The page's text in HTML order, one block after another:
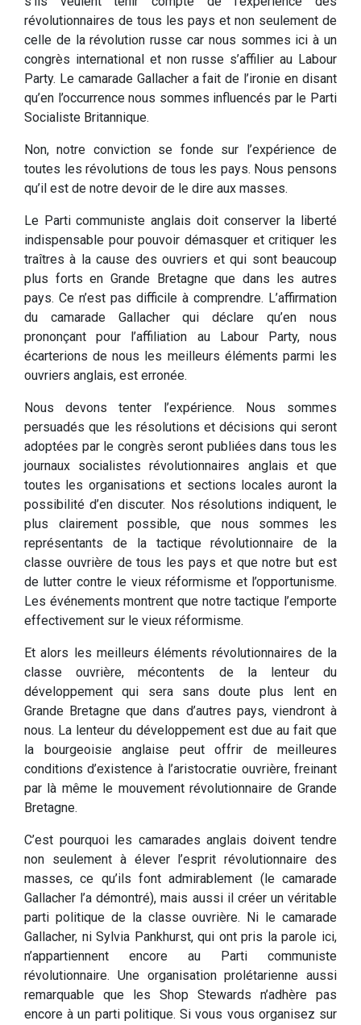
révolutionnaires de tous les pays et non seulement de
celle de la révolution russe car nous sommes ici à un
congrès international et non russe s’affilier au Labour
Party. Le camarade Gallacher a fait de l’ironie en disant
qu’en l’occurrence nous sommes influencés par le Parti
Socialiste Britannique.
Non, notre conviction se fonde sur l’expérience de
toutes les révolutions de tous les pays. Nous pensons
qu’il est de notre devoir de le dire aux masses.
Le Parti communiste anglais doit conserver la liberté
indispensable pour pouvoir démasquer et critiquer les
traîtres à la cause des ouvriers et qui sont beaucoup
plus forts en Grande Bretagne que dans les autres
pays. Ce n’est pas difficile à comprendre. L’affirmation
du camarade Gallacher qui déclare qu’en nous
prononçant pour l’affiliation au Labour Party, nous
écarterions de nous les meilleurs éléments parmi les
ouvriers anglais, est erronée.
Nous devons tenter l’expérience. Nous sommes
persuadés que les résolutions et décisions qui seront
adoptées par le congrès seront publiées dans tous les
journaux socialistes révolutionnaires anglais et que
toutes les organisations et sections locales auront la
possibilité d’en discuter. Nos résolutions indiquent, le
plus clairement possible, que nous sommes les
représentants de la tactique révolutionnaire de la
classe ouvrière de tous les pays et que notre but est
de lutter contre le vieux réformisme et l’opportunisme.
Les événements montrent que notre tactique l’emporte
effectivement sur le vieux réformisme.
Et alors les meilleurs éléments révolutionnaires de la
classe ouvrière, mécontents de la lenteur du
développement qui sera sans doute plus lent en
Grande Bretagne que dans d’autres pays, viendront à
nous. La lenteur du développement est due au fait que
la bourgeoisie anglaise peut offrir de meilleures
conditions d’existence à l’aristocratie ouvrière, freinant
par là même le mouvement révolutionnaire de Grande
Bretagne.
C’est pourquoi les camarades anglais doivent tendre
non seulement à élever l’esprit révolutionnaire des
masses, ce qu’ils font admirablement (le camarade
Gallacher l’a démontré), mais aussi il créer un véritable
parti politique de la classe ouvrière. Ni le camarade
Gallacher, ni Sylvia Pankhurst, qui ont pris la parole ici,
n’appartiennent encore au Parti communiste
révolutionnaire. Une organisation prolétarienne aussi
remarquable que les Shop Stewards n’adhère pas
encore à un parti politique. Si vous vous organisez sur